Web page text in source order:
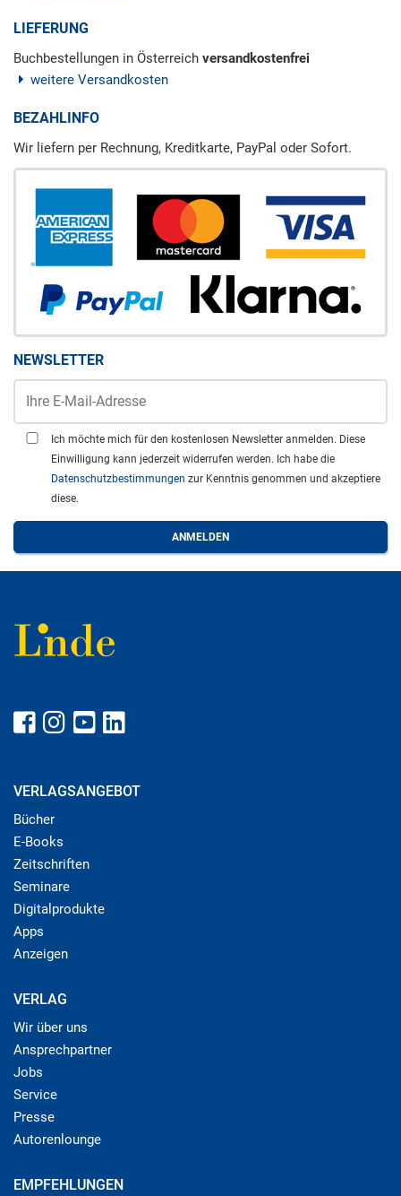
LIEFERUNG
Buchbestellungen in Österreich versandkostenfrei
weitere Versandkosten
BEZAHLINFO
Wir liefern per Rechnung, Kreditkarte, PayPal oder Sofort.
NEWSLETTER
Ich möchte mich für den kostenlosen Newsletter anmelden. Diese
Einwilligung kann jederzeit widerrufen werden. Ich habe die
Datenschutzbestimmungen zur Kenntnis genommen und akzeptiere
diese.
VERLAGSANGEBOT
Bücher
E-Books
Zeitschriften
Seminare
Digitalprodukte
Apps
Anzeigen
VERLAG
Wir über uns
Ansprechpartner
Jobs
Service
Presse
Autorenlounge
EMPFEHLUNGEN